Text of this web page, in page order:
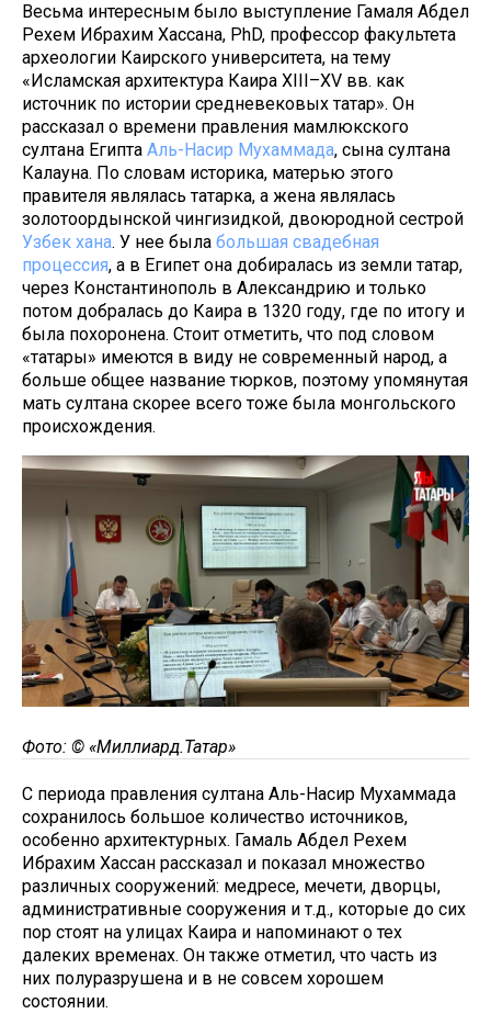
Весьма интересным было выступление Гамаля Абдел
Рехем Ибрахим Хассана, PhD, профессор факультета
археологии Каирского университета, на тему
«Исламская архитектура Каира XIII–XV вв. как
источник по истории средневековых татар». Он
рассказал о времени правления мамлюкского
султана Египта Аль-Насир Мухаммада, сына султана
Калауна. По словам историка, матерью этого
правителя являлась татарка, а жена являлась
золотоордынской чингизидкой, двоюродной сестрой
Узбек хана. У нее была большая свадебная
процессия, а в Египет она добиралась из земли татар,
через Константинополь в Александрию и только
потом добралась до Каира в 1320 году, где по итогу и
была похоронена. Стоит отметить, что под словом
«татары» имеются в виду не современный народ, а
больше общее название тюрков, поэтому упомянутая
мать султана скорее всего тоже была монгольского
происхождения.
Фото: © «Миллиард.Татар»
С периода правления султана Аль-Насир Мухаммада
сохранилось большое количество источников,
особенно архитектурных. Гамаль Абдел Рехем
Ибрахим Хассан рассказал и показал множество
различных сооружений: медресе, мечети, дворцы,
административные сооружения и т.д., которые до сих
пор стоят на улицах Каира и напоминают о тех
далеких временах. Он также отметил, что часть из
них полуразрушена и в не совсем хорошем
состоянии.